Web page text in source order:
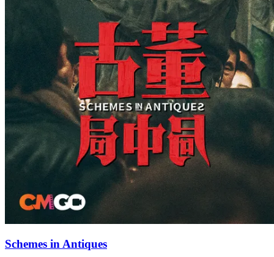
Schemes in Antiques